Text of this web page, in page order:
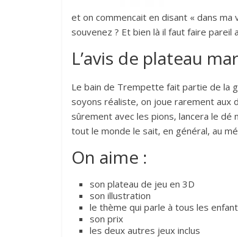
et on commencait en disant « dans
souvenez ? Et bien là il faut faire
L’avis de plateau
Le bain de Trempette fait partie de la
soyons réaliste, on joue rarement aux
sûrement avec les pions, lancera le dé
tout le monde le sait, en général, au
On aime :
son plateau de jeu en 3D
son illustration
le thème qui parle à tous les
son prix
les deux autres jeux inclus